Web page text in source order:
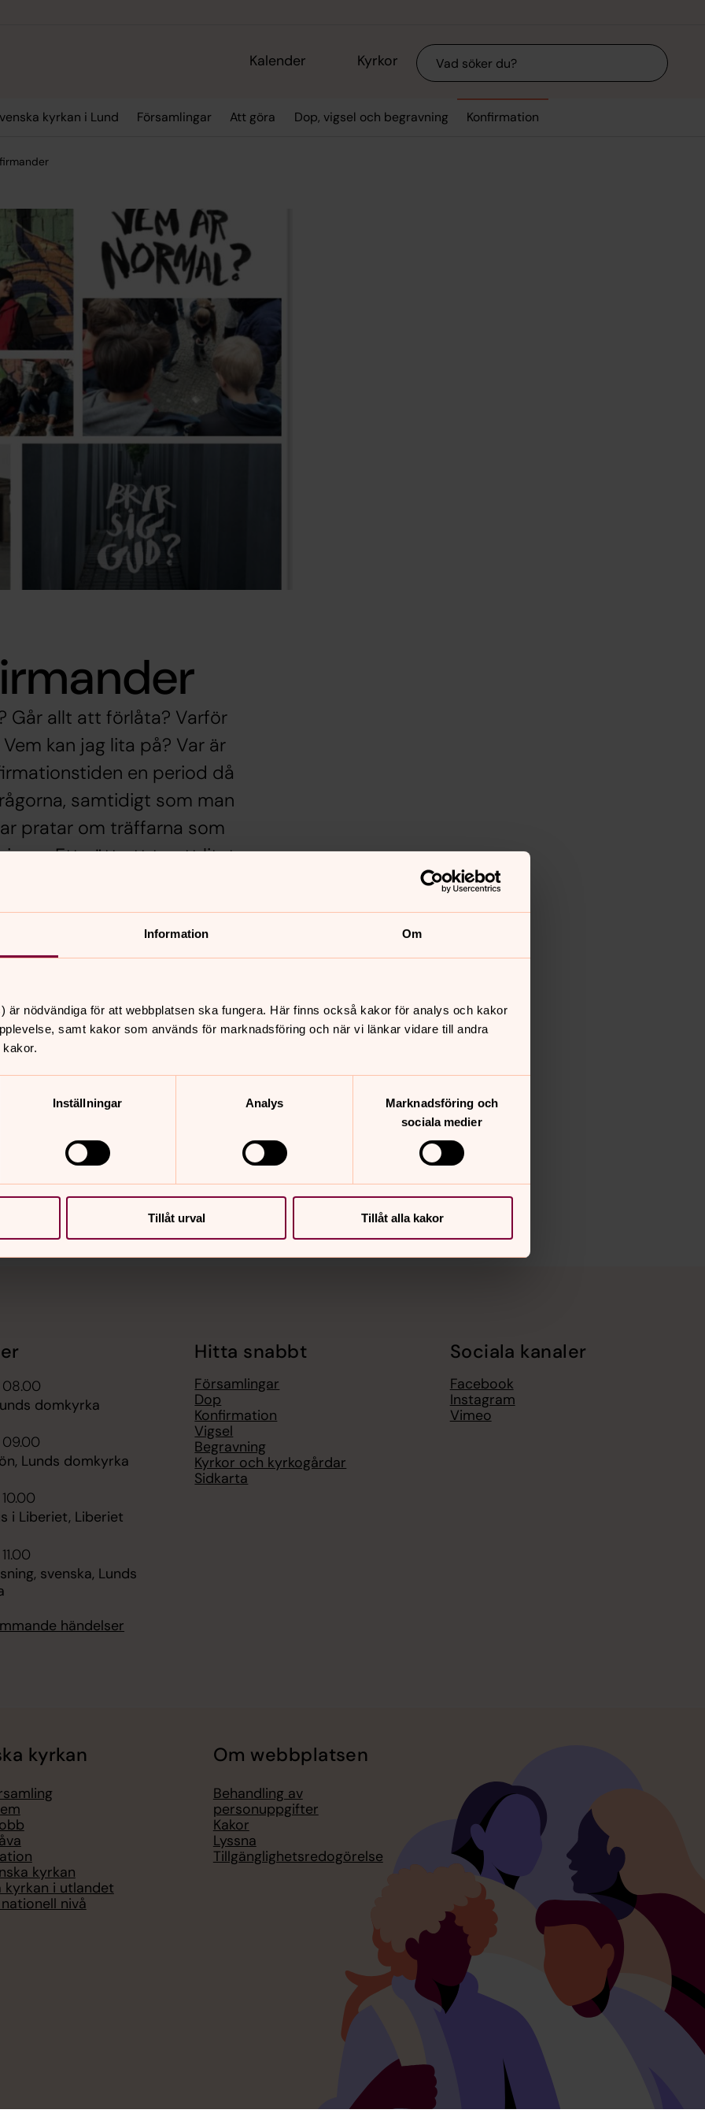
Information Om
är nödvändiga för att webbplatsen ska fungera. Här finns också kakor för analys och kakor
samt kakor som används för marknadsföring och när vi länkar vidare till andra
Inställningar Analys
Marknadsföring och
sociala medier
Tillåt urval Tillåt alla kakor
Kalender Kyrkor Sök
kyrkan i Lund Församlingar Att göra Dop, vigsel och begravning Konfirmation
Går allt att förlåta? Varför
kan jag lita på? Var är
en period då
samtidigt som man
pratar om träffarna som
Ett sätt att ta ett litet
krav.
publiceras i slutet på
domkyrka
Lunds domkyrka
i Liberiet, Liberiet
svenska, Lunds
händelser
Hitta snabbt
Församlingar
Dop
Konfirmation
Vigsel
Begravning
Kyrkor och kyrkogårdar
Sidkarta
Sociala kanaler
Facebook
Instagram
Vimeo
kyrkan
kyrkan
kyrkan i utlandet
nivå
Om webbplatsen
Behandling av
personuppgifter
Kakor
Lyssna
Tillgänglighetsredogörelse